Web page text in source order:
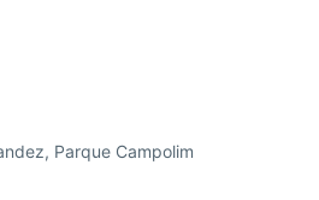
Parque Campolim